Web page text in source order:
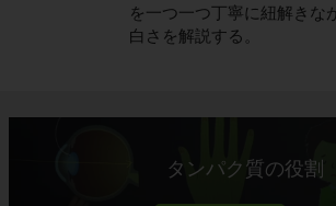
を一つ一つ丁寧に紐解きな
白さを解説する。
タンパク質の役割